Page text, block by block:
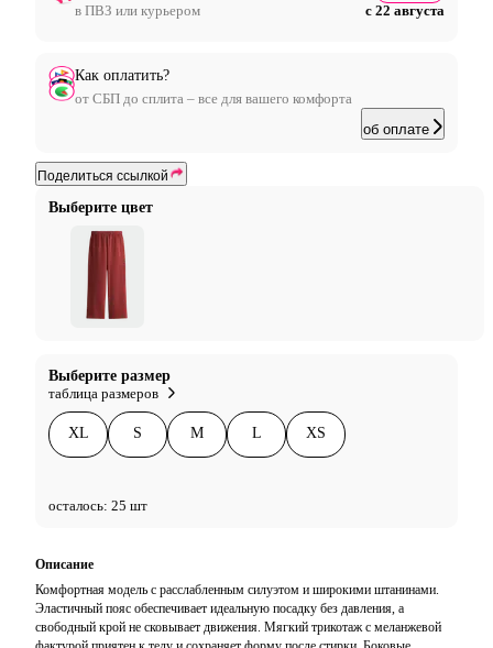
Выберите цвет
Выберите размер
таблица размеров
XL S M L XS
осталось: 25 шт
в ПВЗ или курьером
с 22 августа
Как оплатить?
от СБП до сплита – все для вашего комфорта
об оплате
Поделиться ссылкой
Описание
Комфортная модель с расслабленным силуэтом и широкими штанинами.
Эластичный пояс обеспечивает идеальную посадку без давления, а
свободный крой не сковывает движения. Мягкий трикотаж с меланжевой